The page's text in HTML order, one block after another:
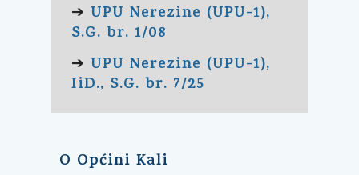
➔ UPU Nerezine (UPU-1),
S.G. br. 1/08
➔ UPU Nerezine (UPU-1),
IiD., S.G. br. 7/25
O Općini Kali